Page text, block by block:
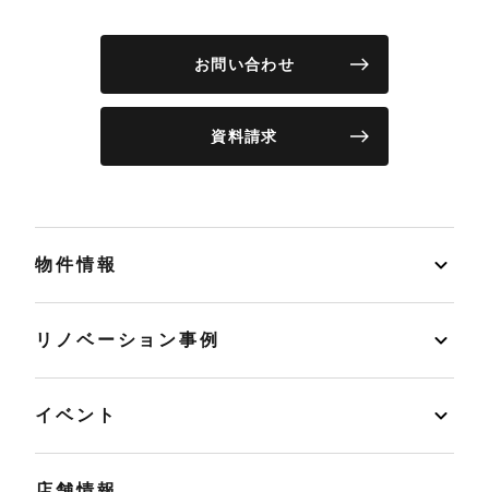
お問い合わせ
資料請求
物件情報
リノベーション事例
イベント